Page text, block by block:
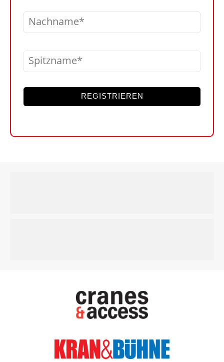
Nachname
Spitzname
REGISTRIEREN